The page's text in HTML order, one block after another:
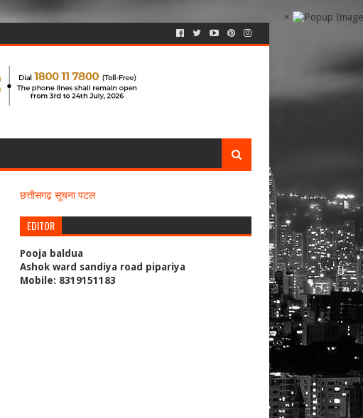
×
छत्तीसगढ़ सूचना पटल
EDITOR
Pooja baldua
Ashok ward sandiya road pipariya
Mobile: 8319151183